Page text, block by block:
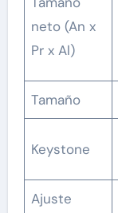
neto (An x
Pr x Al)
Tamaño
Keystone
Ajuste